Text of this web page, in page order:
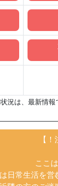
況は、最新情
【
ここ
日常生活を営